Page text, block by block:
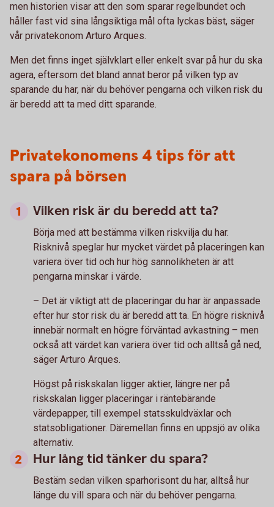
men historien visar att den som sparar regelbundet och
håller fast vid sina långsiktiga mål ofta lyckas bäst, säger
vår privatekonom Arturo Arques.
Men det finns inget självklart eller enkelt svar på hur du ska
agera, eftersom det bland annat beror på vilken typ av
sparande du har, när du behöver pengarna och vilken risk du
är beredd att ta med ditt sparande.
Privatekonomens 4 tips för att
spara på börsen
Vilken risk är du beredd att ta?
Börja med att bestämma vilken riskvilja du har.
Risknivå speglar hur mycket värdet på placeringen kan
variera över tid och hur hög sannolikheten är att
pengarna minskar i värde.
– Det är viktigt att de placeringar du har är anpassade
efter hur stor risk du är beredd att ta. En högre risknivå
innebär normalt en högre förväntad avkastning – men
också att värdet kan variera över tid och alltså gå ned,
säger Arturo Arques.
Högst på riskskalan ligger aktier, längre ner på
riskskalan ligger placeringar i räntebärande
värdepapper, till exempel statsskuldväxlar och
statsobligationer. Däremellan finns en uppsjö av olika
alternativ.
Hur lång tid tänker du spara?
Bestäm sedan vilken sparhorisont du har, alltså hur
länge du vill spara och när du behöver pengarna.